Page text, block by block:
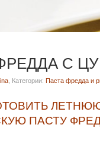
С
Категории: Паста фредда и
ПАСТУ